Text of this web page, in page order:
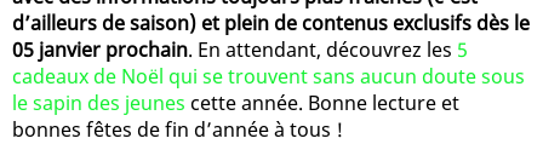
d’ailleurs de saison) et plein de contenus exclusifs dès le
05 janvier prochain. En attendant, découvrez les 5
cadeaux de Noël qui se trouvent sans aucun doute sous
le sapin des jeunes cette année. Bonne lecture et
bonnes fêtes de fin d’année à tous !